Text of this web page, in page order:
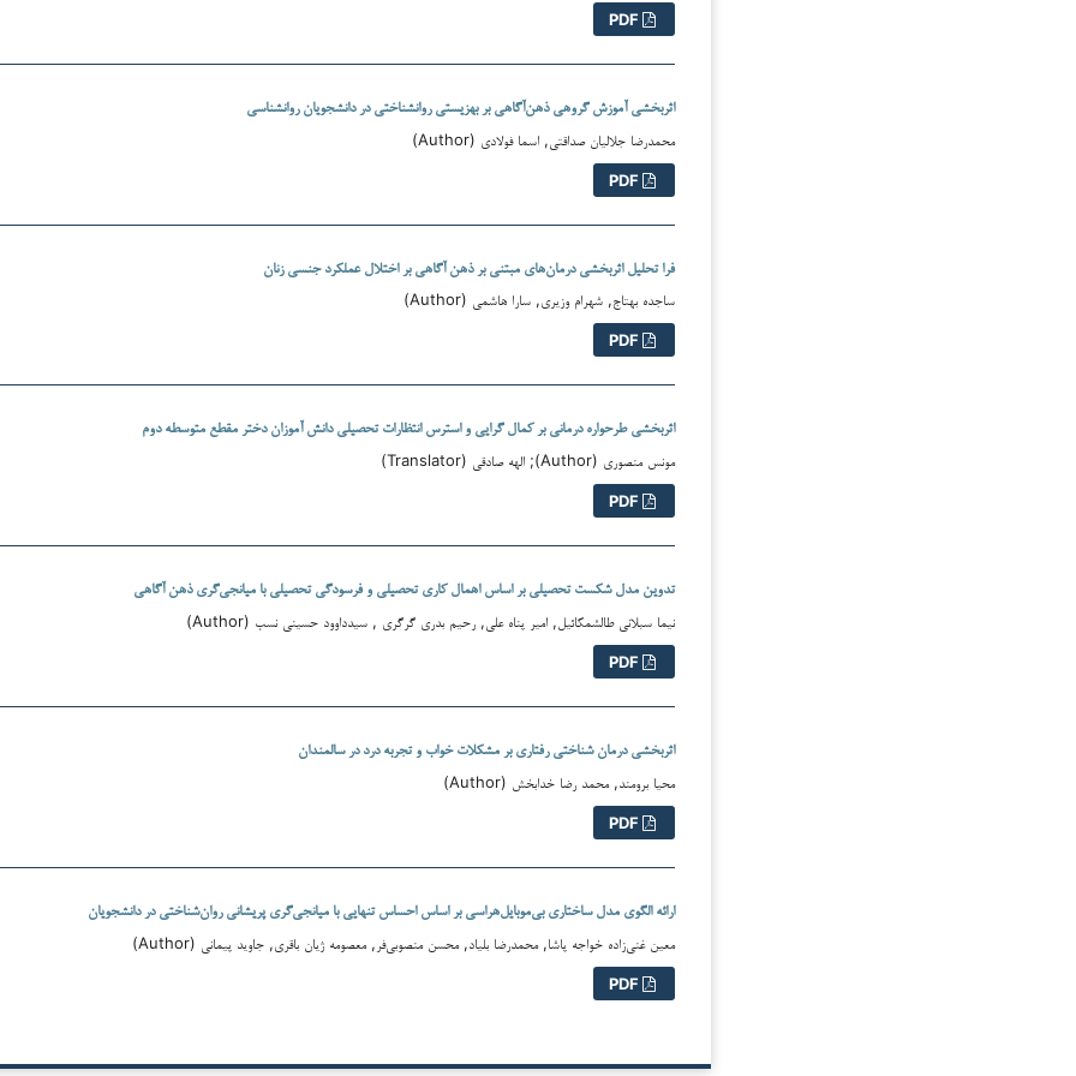
اثربخشی آموزش گروهی ذهن‌آگاهی بر بهزیستی روانشناختی در دانشجویان روانشناسی
محمدرضا جلالیان صداقتی, اسما فولادی (Author)
فرا تحلیل اثربخشی درمان‌های مبتنی بر ذهن آگاهی بر اختلال عملکرد جنسی زنان
ساجده بهتاج, شهرام وزیری, سارا هاشمی (Author)
اثربخشی طرحواره درمانی بر کمال گرایی و استرس انتظارات تحصیلی دانش آموزان دختر مقطع متوسطه دوم
مونس منصوری (Author); الهه صادقی (Translator)
تدوین مدل شکست تحصیلی بر اساس اهمال کاری تحصیلی و فرسودگی تحصیلی با میانجی‌گری ذهن آگاهی
نیما سبلانی طالشمکائیل, امیر پناه علی, رحیم بدری گرگری , سیدداوود حسینی نسب (Author)
اثربخشی درمان شناختی رفتاری بر مشکلات خواب و تجربه درد در سالمندان
محیا برومند, محمد رضا خدابخش (Author)
ارائه الگوی مدل ساختاری بی‌موبایل‌هراسی بر اساس احساس تنهایی با میانجی‌گری پریشانی روان‌شناختی در دانشجویان
معین غنی‌زاده خواجه پاشا, محمدرضا بلیاد, محسن منصوبی‌فر, معصومه ژیان باقری, جاوید پیمانی (Author)